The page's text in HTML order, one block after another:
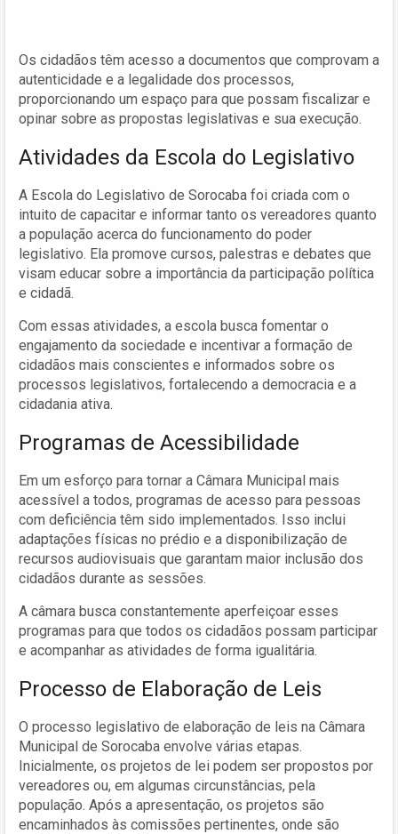
Os cidadãos têm acesso a documentos que comprovam a
autenticidade e a legalidade dos processos,
proporcionando um espaço para que possam fiscalizar e
opinar sobre as propostas legislativas e sua execução.
Atividades da Escola do Legislativo
A Escola do Legislativo de Sorocaba foi criada com o
intuito de capacitar e informar tanto os vereadores quanto
a população acerca do funcionamento do poder
legislativo. Ela promove cursos, palestras e debates que
visam educar sobre a importância da participação política
e cidadã.
Com essas atividades, a escola busca fomentar o
engajamento da sociedade e incentivar a formação de
cidadãos mais conscientes e informados sobre os
processos legislativos, fortalecendo a democracia e a
cidadania ativa.
Programas de Acessibilidade
Em um esforço para tornar a Câmara Municipal mais
acessível a todos, programas de acesso para pessoas
com deficiência têm sido implementados. Isso inclui
adaptações físicas no prédio e a disponibilização de
recursos audiovisuais que garantam maior inclusão dos
cidadãos durante as sessões.
A câmara busca constantemente aperfeiçoar esses
programas para que todos os cidadãos possam participar
e acompanhar as atividades de forma igualitária.
Processo de Elaboração de Leis
O processo legislativo de elaboração de leis na Câmara
Municipal de Sorocaba envolve várias etapas.
Inicialmente, os projetos de lei podem ser propostos por
vereadores ou, em algumas circunstâncias, pela
população. Após a apresentação, os projetos são
encaminhados às comissões pertinentes, onde são